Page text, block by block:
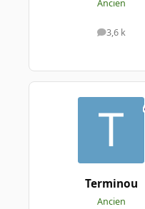
Ancien
3,6 k
Terminou
Ancien